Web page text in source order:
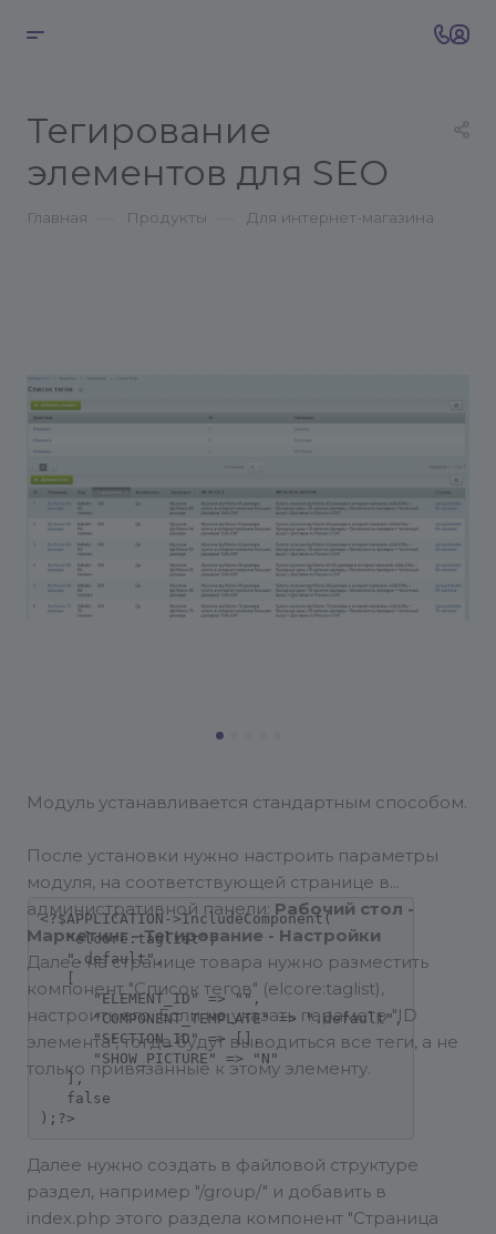
Тегирование
элементов для SEO
Главная Продукты Для интернет-магазина
Модуль устанавливается стандартным способом.
После установки нужно настроить параметры
модуля, на соответствующей странице в
административной панели: Рабочий стол -
Маркетинг - Тегирование - Настройки
Далее на странице товара нужно разместить
компонент "Список тегов" (elcore:taglist),
настроить его. Если не указать параметр "ID
элемента", тогда будут выводиться все теги, а не
только привязанные к этому элементу.
<?$APPLICATION->IncludeComponent(
"elcore:taglist",
".default",
[
"ELEMENT_ID" => "",
"COMPONENT_TEMPLATE" => ".default",
"SECTION_ID" => [],
"SHOW_PICTURE" => "N"
],
false
Далее нужно создать в файловой структуре
раздел, например "/group/" и добавить в
index.php этого раздела компонент "Страница